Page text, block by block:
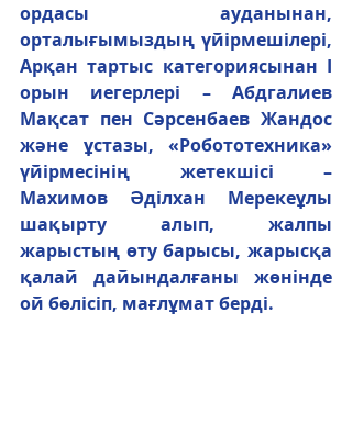
ордасы ауданынан,
орталығымыздың үйірмешілері,
Арқан тартыс категориясынан І
орын иегерлері – Абдгалиев
Мақсат пен Сәрсенбаев Жандос
және ұстазы, «Робототехника»
үйірмесінің жетекшісі –
Махимов Әділхан Мерекеұлы
шақырту алып, жалпы
жарыстың өту барысы, жарысқа
қалай дайындалғаны жөнінде
ой бөлісіп, мағлұмат берді.